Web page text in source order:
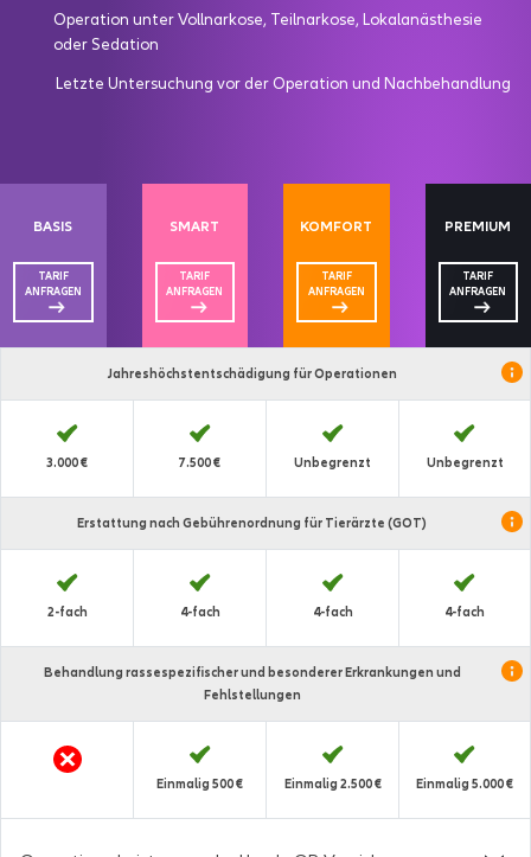
Operation unter Vollnarkose, Teilnarkose, Lokalanästhesie
oder Sedation
Letzte Untersuchung vor der Operation und Nachbehandlung
BASIS
TARIF
ANFRAGEN
SMART
TARIF
ANFRAGEN
KOMFORT
TARIF
ANFRAGEN
PREMIUM
TARIF
ANFRAGEN
Jahres­höchst­entschädigung für Operationen
3.000 € 7.500 € Unbegrenzt Unbegrenzt
Erstattung nach Gebührenordnung für Tierärzte (GOT)
2-fach 4-fach 4-fach 4-fach
Behandlung rassespezifischer und besonderer Erkrankungen und
Fehlstellungen
Einmalig 500 € Einmalig 2.500 € Einmalig 5.000 €